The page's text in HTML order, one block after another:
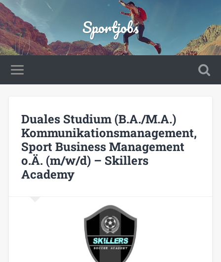
Sportjobs
Duales Studium (B.A./M.A.)
Kommunikationsmanagement,
Sport Business Management
o.Ä. (m/w/d) – Skillers
Academy